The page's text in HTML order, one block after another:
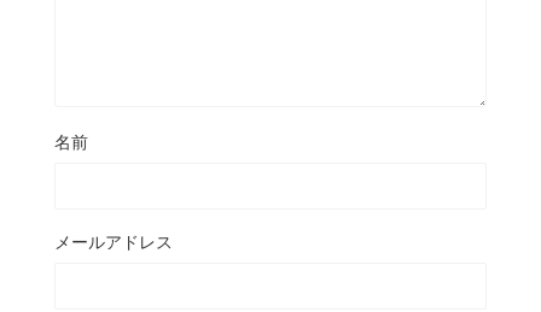
名前
メールアドレス